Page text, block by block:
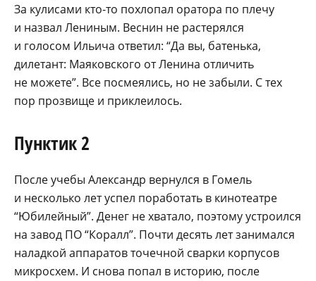
За кулисами кто-то похлопал оратора по плечу
и назвал Лениным. Веснин не растерялся
и голосом Ильича ответил: “Да вы, батенька,
дилетант: Маяковского от Ленина отличить
не можете”. Все посмеялись, но не забыли. С тех
пор прозвище и приклеилось.
Пунктик 2
После учебы Александр вернулся в Гомель
и несколько лет успел поработать в кинотеатре
“Юбилейный”. Денег не хватало, поэтому устроился
на завод ПО “Коралл”. Почти десять лет занимался
наладкой аппаратов точечной сварки корпусов
микросхем. И снова попал в историю, после